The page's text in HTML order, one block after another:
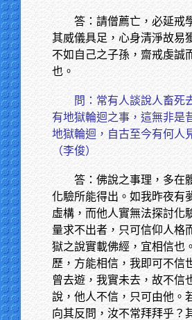
答：請僧薦亡，必延戒
其威儀具足，心身清淨故易
不如自己之子孫，齋戒虔誠
也。
問：常有人談說人畜死
有地獄輪迴之事，這無非是
地獄輪迴，自古至今有何人
（李俊）
答：佛說之事理，多在
化驗所能得出。如我昨夜有
虛構，而他人實無法探討化
量求不出者，只可信仰人格
獄之說實載佛經，宜相信也
歷，方能相信，我即可不信
曾去遊，我實未去，故不信
說，他人不信，只可由他。
向其反問，汝不常拜拜乎？